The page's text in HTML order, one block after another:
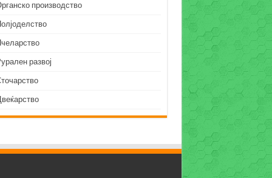
производство
развој